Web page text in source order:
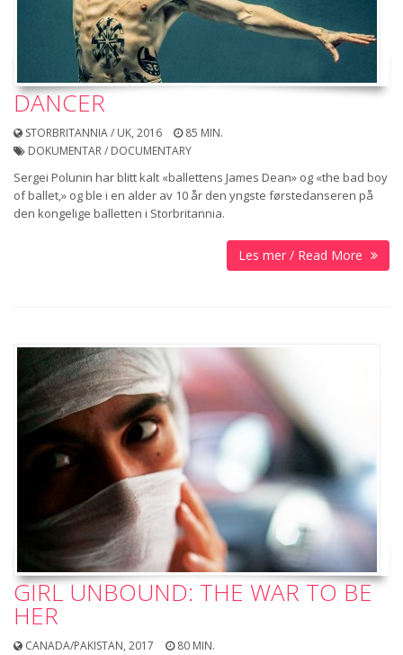
DANCER
STORBRITANNIA / UK, 2016
85 MIN.
DOKUMENTAR / DOCUMENTARY
Sergei Polunin har blitt kalt «ballettens James Dean» og «the bad boy
of ballet,» og ble i en alder av 10 år den yngste førstedanseren på
den kongelige balletten i Storbritannia.
Les mer / Read More
GIRL UNBOUND: THE WAR TO BE
HER
CANADA/PAKISTAN, 2017
80 MIN.